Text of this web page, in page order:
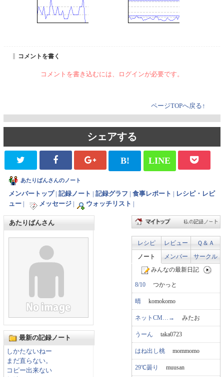
コメントを書く
コメントを書き込むには、ログインが必要です。
ページTOPへ戻る↑
シェアする
B! LINE
あたりばんさんのノート
メンバートップ| 記録ノート 記録グラフ 食事レポート
レシピ・レビ
ュー
メッセージ ウォッチリスト
あたりばんさん
最新の記録ノート
しかたないねー
まだ直らない。
コピー出来ない
レシピ レビュー
Ｑ＆Ａ
ノート
メンバー
サークル
みんなの最新日記
8/10 つかっと
晴 komokomo
ネットCM…→ みたお
うーん taka0723
はね出し桃 mommomo
29℃曇り muusan